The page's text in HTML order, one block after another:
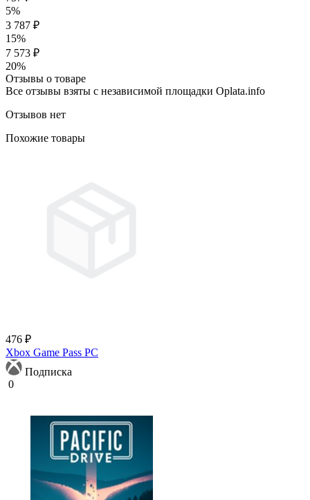
5%
3 787 ₽
15%
7 573 ₽
20%
Отзывы о товаре
Все отзывы взяты с независимой площадки Oplata.info
Отзывов нет
Похожие товары
476 ₽
Xbox Game Pass PC
Подписка
0